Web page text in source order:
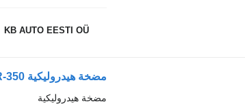
KB AUTO EESTI OÜ
مضخة هيدروليكية